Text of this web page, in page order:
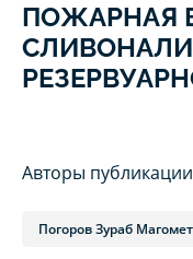
ПОЖАРНАЯ
Авторы публикации
Погоров Зураб